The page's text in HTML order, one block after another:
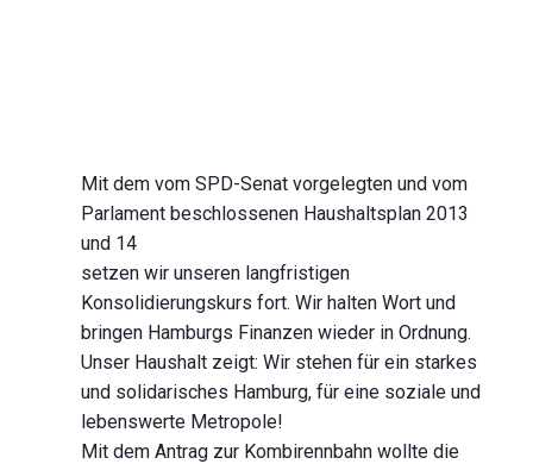
Mit dem vom SPD-Senat vorgelegten und vom
Parlament beschlossenen Haushaltsplan 2013
und 14
setzen wir unseren langfristigen
Konsolidierungskurs fort. Wir halten Wort und
bringen Hamburgs Finanzen wieder in Ordnung.
Unser Haushalt zeigt: Wir stehen für ein starkes
und solidarisches Hamburg, für eine soziale und
lebenswerte Metropole!
Mit dem Antrag zur Kombirennbahn wollte die